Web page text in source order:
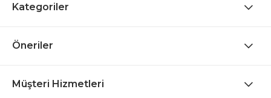
Kategoriler
Öneriler
Müşteri Hizmetleri